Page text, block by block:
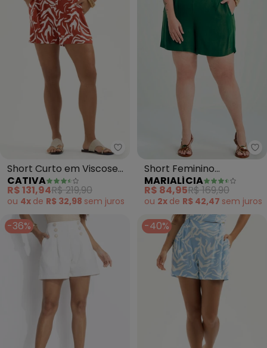
Cativa - Short Curto em
Short Curto em Viscose
(Vermelho Escuro)
CATIVA
R$ 131,94R$ 219,90
ou 4x de R$ 32,98 sem juros
Short Feminino
Alfaiataria Creponado
(Verde)
MARIALÍCIA
R$ 84,95R$ 169,90
ou 2x de R$ 42,47 sem juros
-36% -40%